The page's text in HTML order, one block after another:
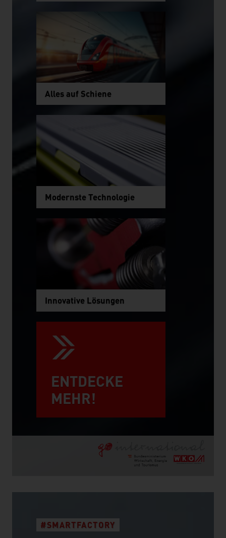
Alles auf Schiene
Modernste Technologie
Innovative Lösungen
ENTDECKE
MEHR!
#SMARTFACTORY